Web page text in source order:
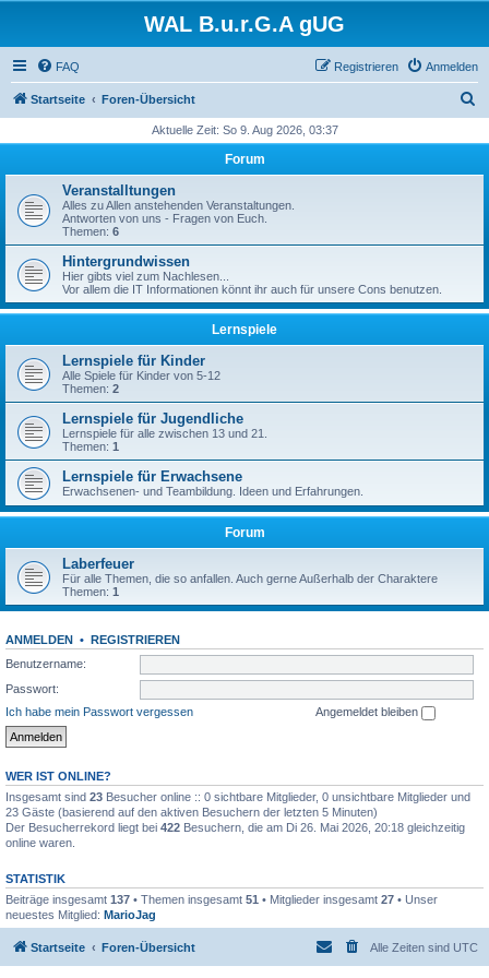
WAL B.u.r.G.A gUG
FAQ Anmelden
Registrieren
Startseite Foren-Übersicht
h
Aktuelle Zeit: So 9. Aug 2026, 03:37
Forum
Veranstalltungen
Alles zu Allen anstehenden Veranstaltungen.
Antworten von uns - Fragen von Euch.
Themen: 6
Hintergrundwissen
Hier gibts viel zum Nachlesen...
Vor allem die IT Informationen könnt ihr auch für unsere Cons benutzen.
Lernspiele
Lernspiele für Kinder
Alle Spiele für Kinder von 5-12
Themen: 2
Lernspiele für Jugendliche
Lernspiele für alle zwischen 13 und 21.
Themen: 1
Lernspiele für Erwachsene
Erwachsenen- und Teambildung. Ideen und Erfahrungen.
Forum
Laberfeuer
Für alle Themen, die so anfallen. Auch gerne Außerhalb der Charaktere
Themen: 1
ANMELDEN • REGISTRIEREN
Benutzername:
Passwort:
Ich habe mein Passwort vergessen
Angemeldet bleiben
WER IST ONLINE?
Insgesamt sind 23 Besucher online :: 0 sichtbare Mitglieder, 0 unsichtbare Mitglieder und
23 Gäste (basierend auf den aktiven Besuchern der letzten 5 Minuten)
Der Besucherrekord liegt bei 422 Besuchern, die am Di 26. Mai 2026, 20:18 gleichzeitig
online waren.
STATISTIK
Beiträge insgesamt 137 • Themen insgesamt 51 • Mitglieder insgesamt 27 • Unser
neuestes Mitglied: MarioJag
Startseite Foren-Übersicht Alle Zeiten sind UTC